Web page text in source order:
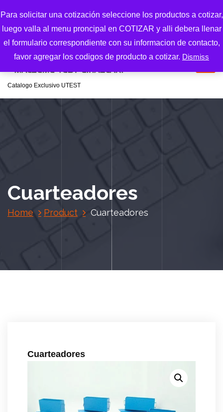
Para solicitar una cotización seleccione los productos a cotizar,
luego valla al menu proncipal en COTIZAR y alli debera llenar
el formulario correspondiente con su informacion de contacto,
favor agregar los codigos de producto a cotizar. Dismiss
k
Catalogo Exclusivo UTEST
Cuarteadores
Home Product Cuarteadores
Cuarteadores